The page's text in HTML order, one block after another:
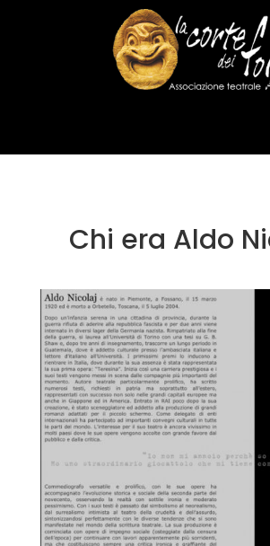
Chi era Aldo